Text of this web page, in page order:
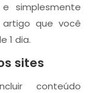
simplesmente
que você
1 dia.
sites
conteúdo